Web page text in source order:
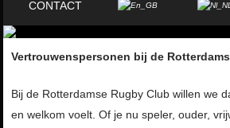
CONTACT
Vertrouwenspersonen bij de
Bij de Rotterdamse Rugby Club willen we
en welkom voelt. Of je nu speler, ouder,